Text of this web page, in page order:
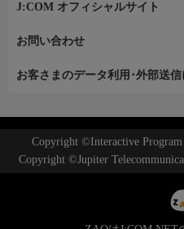
J:COM オフィシャルサイト
お問い合わせ
お客さまのデータ利用･外部送信
Copyright ©Interactive
Copyright ©Jupiter